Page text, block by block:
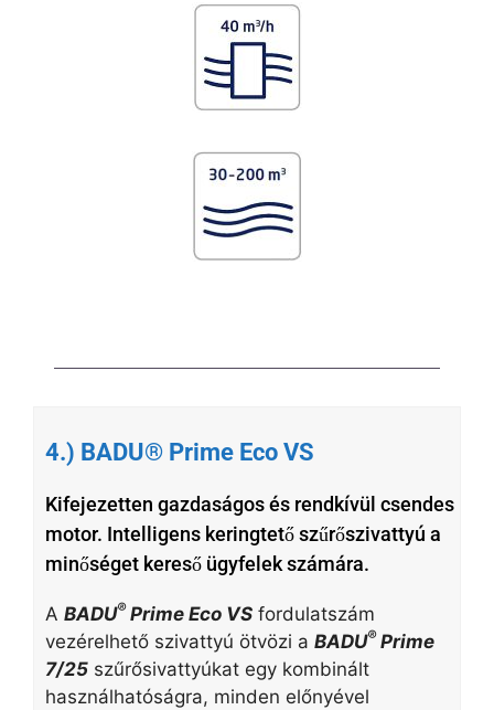
4.) BADU® Prime Eco VS
Kifejezetten gazdaságos és rendkívül csendes
motor. Intelligens keringtető szűrőszivattyú a
minőséget kereső ügyfelek számára.
A BADU®Prime Eco VS fordulatszám
vezérelhető szivattyú ötvözi a BADU®Prime
7/25 szűrősivattyúkat egy kombinált
használhatóságra, minden előnyével